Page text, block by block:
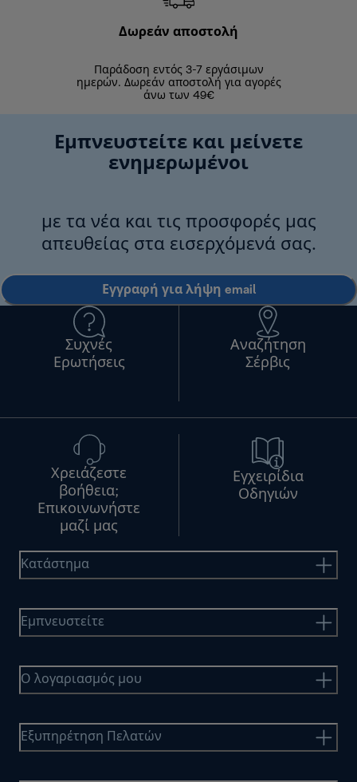
Δωρεάν αποστολή
Παράδοση εντός 3-7 εργάσιμων
ημερών. Δωρεάν αποστολή για αγορές
άνω των 49€
Εμπνευστείτε και μείνετε
ενημερωμένοι
με τα νέα και τις προσφορές μας
απευθείας στα εισερχόμενά σας.
Εγγραφή για λήψη email
Συχνές
Ερωτήσεις
Αναζήτηση
Σέρβις
Χρειάζεστε
βοήθεια;
Επικοινωνήστε
μαζί μας
Εγχειρίδια
Οδηγιών
Κατάστημα
Εμπνευστείτε
Ο λογαριασμός μου
Εξυπηρέτηση Πελατών